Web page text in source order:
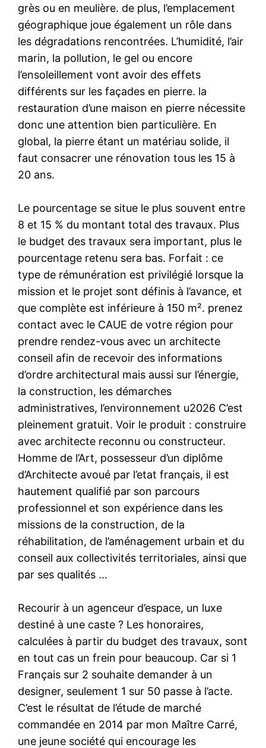
grès ou en meulière. de plus, l’emplacement
géographique joue également un rôle dans
les dégradations rencontrées. L’humidité, l’air
marin, la pollution, le gel ou encore
l’ensoleillement vont avoir des effets
différents sur les façades en pierre. la
restauration d’une maison en pierre nécessite
donc une attention bien particulière. En
global, la pierre étant un matériau solide, il
faut consacrer une rénovation tous les 15 à
20 ans.
Le pourcentage se situe le plus souvent entre
8 et 15 % du montant total des travaux. Plus
le budget des travaux sera important, plus le
pourcentage retenu sera bas. Forfait : ce
type de rémunération est privilégié lorsque la
mission et le projet sont définis à l’avance, et
que complète est inférieure à 150 m². prenez
contact avec le CAUE de votre région pour
prendre rendez-vous avec un architecte
conseil afin de recevoir des informations
d’ordre architectural mais aussi sur l’énergie,
la construction, les démarches
administratives, l’environnement u2026 C’est
pleinement gratuit. Voir le produit : construire
avec architecte reconnu ou constructeur.
Homme de l’Art, possesseur d’un diplôme
d’Architecte avoué par l’etat français, il est
hautement qualifié par son parcours
professionnel et son expérience dans les
missions de la construction, de la
réhabilitation, de l’aménagement urbain et du
conseil aux collectivités territoriales, ainsi que
par ses qualités …
Recourir à un agenceur d’espace, un luxe
destiné à une caste ? Les honoraires,
calculées à partir du budget des travaux, sont
en tout cas un frein pour beaucoup. Car si 1
Français sur 2 souhaite demander à un
designer, seulement 1 sur 50 passe à l’acte.
C’est le résultat de l’étude de marché
commandée en 2014 par mon Maître Carré,
une jeune société qui encourage les